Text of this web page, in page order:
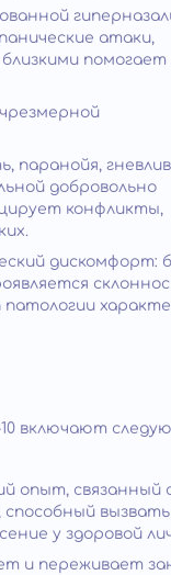
атаки,
помогает
паранойя,
добровольно
конфликты,
дискомфорт:
включают
опыт, связанный
способный вызвать
у здоровой
и переживает